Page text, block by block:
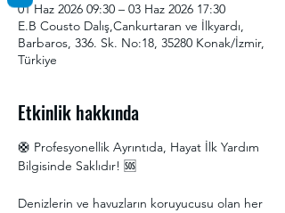
01 Haz 2026 09:30 – 03 Haz 2026 17:30
E.B Cousto Dalış,Cankurtaran ve İlkyardı,
Barbaros, 336. Sk. No:18, 35280 Konak/İzmir,
Türkiye
Etkinlik hakkında
🛟 Profesyonellik Ayrıntıda, Hayat İlk Yardım
Bilgisinde Saklıdır! 🆘
Denizlerin ve havuzların koruyucusu olan her